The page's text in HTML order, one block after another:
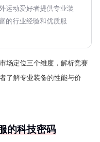
运动爱好者提供专业装
的行业经验和优质服
场定位三个维度，解析竞赛
了解专业装备的性能与价
的科技密码